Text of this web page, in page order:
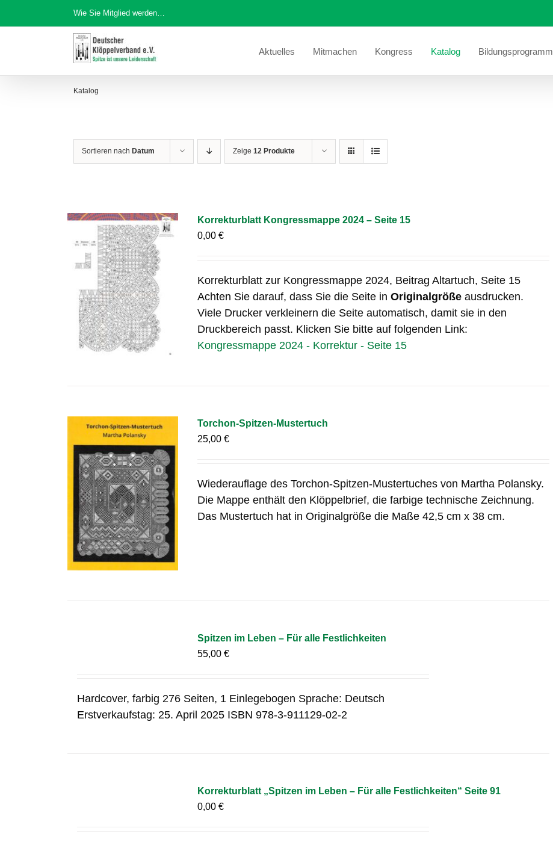
Inhalt
Wie Sie Mitglied werden…
Aktuelles Mitmachen Kongress Katalog Bildungsprogramm
Katalog
Sortieren nach Datum Zeige 12 Produkte
Korrekturblatt Kongressmappe 2024 – Seite 15
0,00€
Korrekturblatt zur Kongressmappe 2024, Beitrag Altartuch, Seite 15
Achten Sie darauf, dass Sie die Seite inOriginalgröße ausdrucken.
Viele Drucker verkleinern die Seite automatisch, damit sie in den
Druckbereich passt. Klicken Sie bitte auf folgenden Link:
Kongressmappe 2024 - Korrektur - Seite 15
Torchon-Spitzen-Mustertuch
25,00€
Wiederauflage des Torchon-Spitzen-Mustertuches von Martha Polansky.
Die Mappe enthält den Klöppelbrief, die farbige technische Zeichnung.
Das Mustertuch hat in Originalgröße die Maße 42,5 cm x 38 cm.
Spitzen im Leben – Für alle Festlichkeiten
55,00€
Hardcover, farbig 276 Seiten, 1 Einlegebogen Sprache: Deutsch
Erstverkaufstag: 25. April 2025 ISBN 978-3-911129-02-2
Korrekturblatt „Spitzen im Leben – Für alle Festlichkeiten“ Seite 91
0,00€